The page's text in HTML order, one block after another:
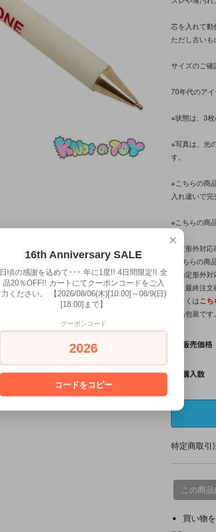
芯を入れて
ただし古い
サイズのご
70年代のア
※状態は、3
※写真は、光
す。
※こちらの商
入れ違いで
※こちらの商
【定形外対
※こちらの
他の定形外
は【最終注
詳しくはこち
簡易包装で
販売価格
購入数
特定商取引
この商
買い物
×
16th Anniversary SALE
日頃の感謝を込めて･･･ 年に1度!! 4日間限定!! 全
品20％OFF!! カートにてクーポンコードをご入
力ください。 【2026/08/06(木)[10:00]～08/9(日)
[18:00]まで】
クーポンコード
2026
コードをコピー